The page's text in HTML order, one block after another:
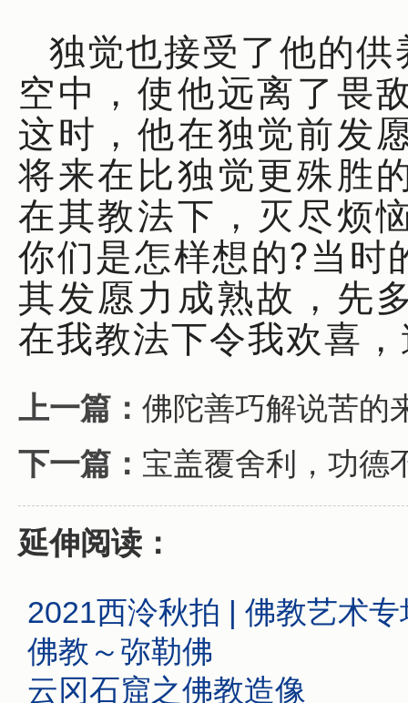
独觉也接受了他的
空中，使他远离了畏
这时，他在独觉前发
将来在比独觉更殊胜
在其教法下，灭尽烦
你们是怎样想的?当时
其发愿力成熟故，先
在我教法下令我欢喜
上一篇： 佛陀善巧解说苦的
下一篇： 宝盖覆舍利，功德
延伸阅读：
2021西泠秋拍 | 佛教艺术
佛教～弥勒佛
云冈石窟之佛教造像